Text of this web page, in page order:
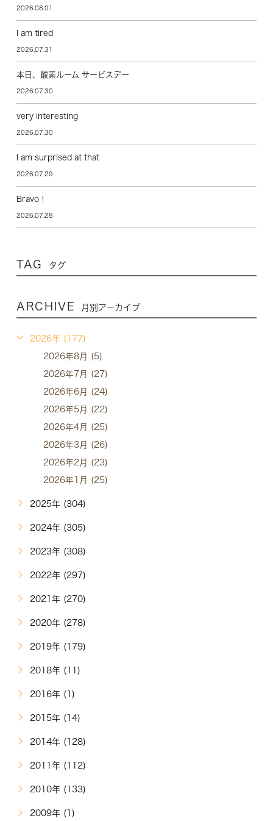
2026.08.01
I am tired
2026.07.31
本日、酸素ルーム サービスデー
2026.07.30
very interesting
2026.07.30
I am surprised at that
2026.07.29
Bravo！
2026.07.28
TAG タグ
ARCHIVE 月別アーカイブ
2026年 (177)
2026年8月 (5)
2026年7月 (27)
2026年6月 (24)
2026年5月 (22)
2026年4月 (25)
2026年3月 (26)
2026年2月 (23)
2026年1月 (25)
2025年 (304)
2024年 (305)
2023年 (308)
2022年 (297)
2021年 (270)
2020年 (278)
2019年 (179)
2018年 (11)
2016年 (1)
2015年 (14)
2014年 (128)
2011年 (112)
2010年 (133)
2009年 (1)